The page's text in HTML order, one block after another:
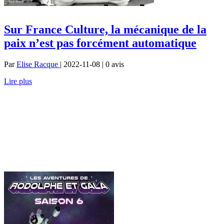
Sur France Culture, la mécanique de la
paix n’est pas forcément automatique
ParElise Racque | 2022-11-08 | 0 avis
Lire plus